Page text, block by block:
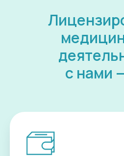
с нами